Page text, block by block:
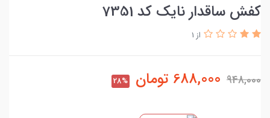
کفش ساقدار نایک کد 7351
از 1
948,000
688,000 تومان 28%